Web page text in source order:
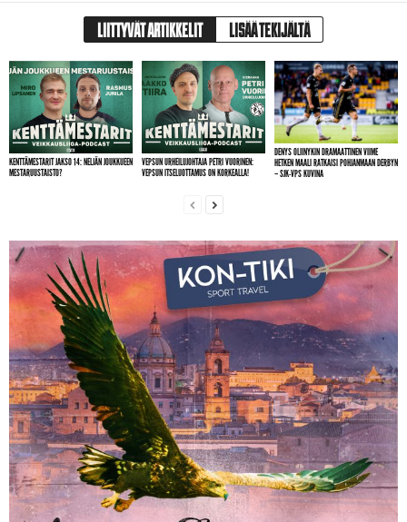
LIITTYVÄT ARTIKKELIT LISÄÄ TEKIJÄLTÄ
KENTTÄMESTARIT JAKSO 14: NELJÄN JOUKKUEEN
MESTARUUSTAISTO?
VEPSUN URHEILUJOHTAJA PETRI VUORINEN:
VEPSUN ITSELUOTTAMUS ON KORKEALLA!
DENYS OLIINYKIN DRAMAATTINEN VIIME
HETKEN MAALI RATKAISI POHJANMAAN DERBYN
– SJK-VPS KUVINA